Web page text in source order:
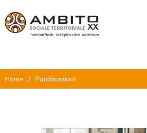
Home
Chi Siamo
Progetti
Home / Pubblicazioni